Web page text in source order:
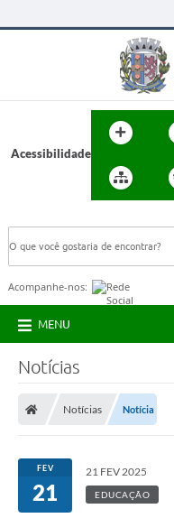
Acessibilidade
Acompanhe-nos:
MENU
Notícias
Notícias Notícia
FEV
21
21 FEV 2025
EDUCAÇÃO